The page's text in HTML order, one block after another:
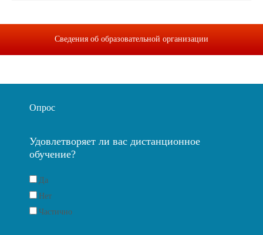
Сведения об образовательной организации
Опрос
Удовлетворяет ли вас дистанционное
обучение?
Да
Нет
Частично